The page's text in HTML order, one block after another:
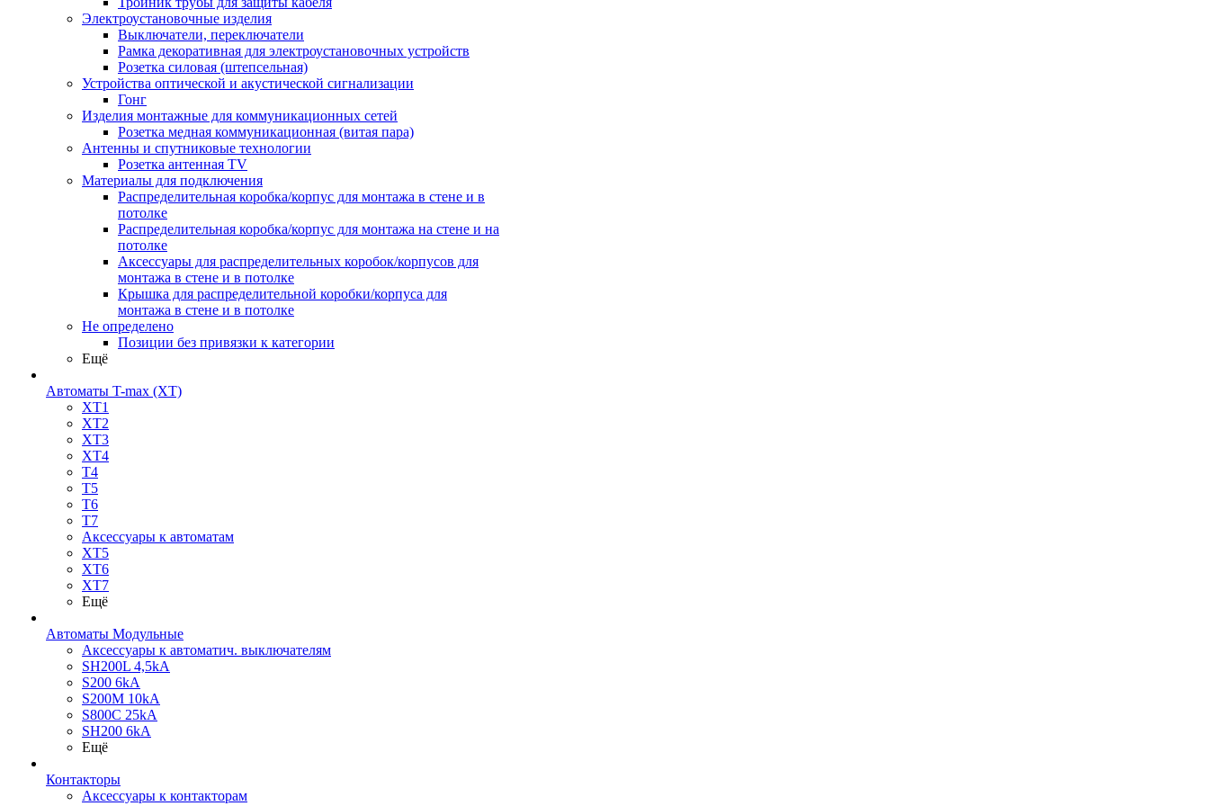
Электроустановочные изделия
Выключатели, переключатели
Рамка декоративная для электроустановочных устройств
Розетка силовая (штепсельная)
Устройства оптической и акустической сигнализации
Гонг
Изделия монтажные для коммуникационных сетей
Розетка медная коммуникационная (витая пара)
Антенны и спутниковые технологии
Розетка антенная TV
Материалы для подключения
Распределительная коробка/корпус для монтажа в стене и в
потолке
Распределительная коробка/корпус для монтажа на стене и на
потолке
Аксессуары для распределительных коробок/корпусов для
монтажа в стене и в потолке
Крышка для распределительной коробки/корпуса для
монтажа в стене и в потолке
Не определено
Позиции без привязки к категории
Ещё
Автоматы T-max (XT)
XT1
XT2
XT3
XT4
T4
T5
T6
T7
Аксессуары к автоматам
XT5
XT6
XT7
Ещё
Автоматы Модульные
Аксессуары к автоматич. выключателям
SH200L 4,5kA
S200 6kA
S200M 10kA
S800C 25kA
SH200 6kA
Ещё
Контакторы
Аксессуары к контакторам